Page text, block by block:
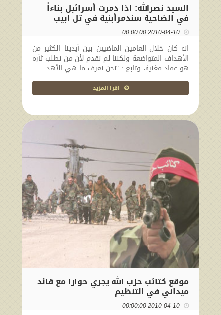
السيد نصرالله: اذا دمرت أسرائيل بناءاً
في الضاحية سندمرأبنية في تل ابيب
2010-04-10 00:00:00
انه كان خلال العامين الماضيين بين أيدينا الكثير من
الأهداف المتواضعة ولكننا لم نقدم لأن من نطلب ثأره
هو عماد مغنية، وتابع : "نحن نعرف ما هي الأهد...
اقرا المزيد
موقع كتائب حزب الله يجري حوارا مع قائد
ميداني في التنظيم
2010-04-10 00:00:00